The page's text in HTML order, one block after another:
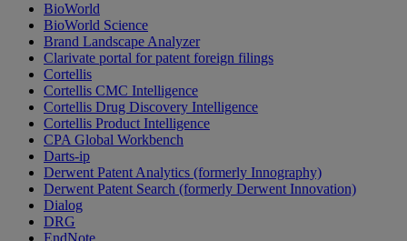
BioWorld
BioWorld Science
Brand Landscape Analyzer
Clarivate portal for patent foreign filings
Cortellis
Cortellis CMC Intelligence
Cortellis Drug Discovery Intelligence
Cortellis Product Intelligence
CPA Global Workbench
Darts-ip
Derwent Patent Analytics (formerly Innography)
Derwent Patent Search (formerly Derwent Innovation)
Dialog
DRG